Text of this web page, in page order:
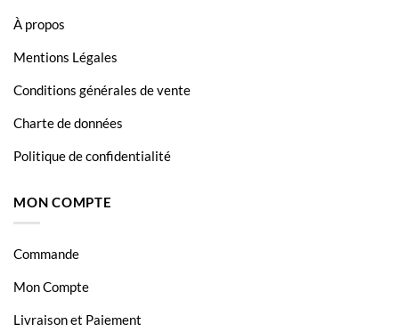
À propos
Mentions Légales
Conditions générales de vente
Charte de données
Politique de confidentialité
MON COMPTE
Commande
Mon Compte
Livraison et Paiement